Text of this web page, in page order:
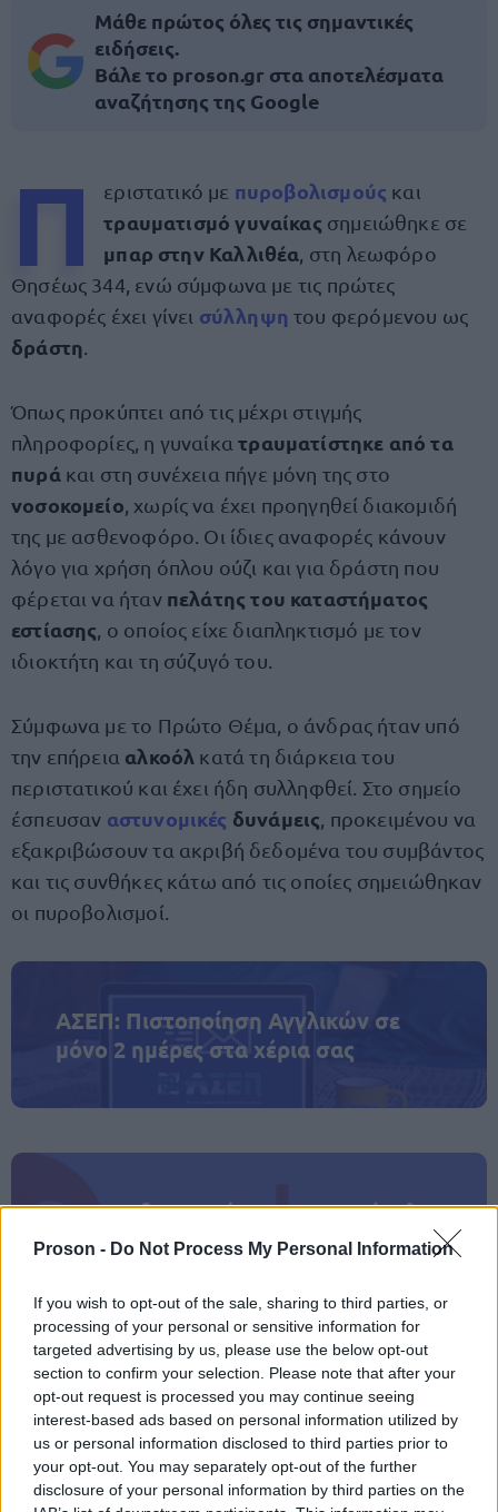
Proson - Do Not Process My Personal Information
If you wish to opt-out of the sale, sharing to third parties, or
processing of your personal or sensitive information for
targeted advertising by us, please use the below opt-out
section to confirm your selection. Please note that after your
opt-out request is processed you may continue seeing
interest-based ads based on personal information utilized by
us or personal information disclosed to third parties prior to
your opt-out. You may separately opt-out of the further
disclosure of your personal information by third parties on the
Μάθε πρώτος όλες τις σημαντικές
ειδήσεις.
Βάλε το proson.gr στα αποτελέσματα
αναζήτησης της Google
Π εριστατικό με πυροβολισμούς και
τραυματισμό γυναίκας σημειώθηκε σε
μπαρ στην Καλλιθέα , στη λεωφόρο
Θησέως 344, ενώ σύμφωνα με τις πρώτες
αναφορές έχει γίνει σύλληψητου φερόμενου ως
δράστη
Όπως προκύπτει από τις μέχρι στιγμής
πληροφορίες, η γυναίκατραυματίστηκε από τα
πυρά και στη συνέχεια πήγε μόνη της στο
νοσοκομείο , χωρίς να έχει προηγηθεί διακομιδή
της με ασθενοφόρο. Οι ίδιες αναφορές κάνουν
λόγο για χρήση όπλου ούζι και για δράστη που
φέρεται να ήταν πελάτης του καταστήματος
εστίασης , ο οποίος είχε διαπληκτισμό με τον
ιδιοκτήτη και τη σύζυγό του.
Σύμφωνα με το Πρώτο Θέμα, ο άνδρας ήταν υπό
την επήρεια αλκοόλ κατά τη διάρκεια του
περιστατικού και έχει ήδη συλληφθεί. Στο σημείο
έσπευσαν αστυνομικές δυνάμεις , προκειμένου να
εξακριβώσουν τα ακριβή δεδομένα του συμβάντος
και τις συνθήκες κάτω από τις οποίες σημειώθηκαν
οι πυροβολισμοί.
ΑΣΕΠ: Πιστοποίηση Αγγλικών σε
μόνο 2 ημέρες στα χέρια σας
ΑΣΕΠ: Εξ αποστάσεως η πιο Εύκολη
Πιστοποίηση Υπολογιστών σε 2
Μάθε πρώτος όλες τις σημαντικές
ειδήσεις.
Βάλε το proson.gr στα αποτελέσματα
αναζήτησης της Google